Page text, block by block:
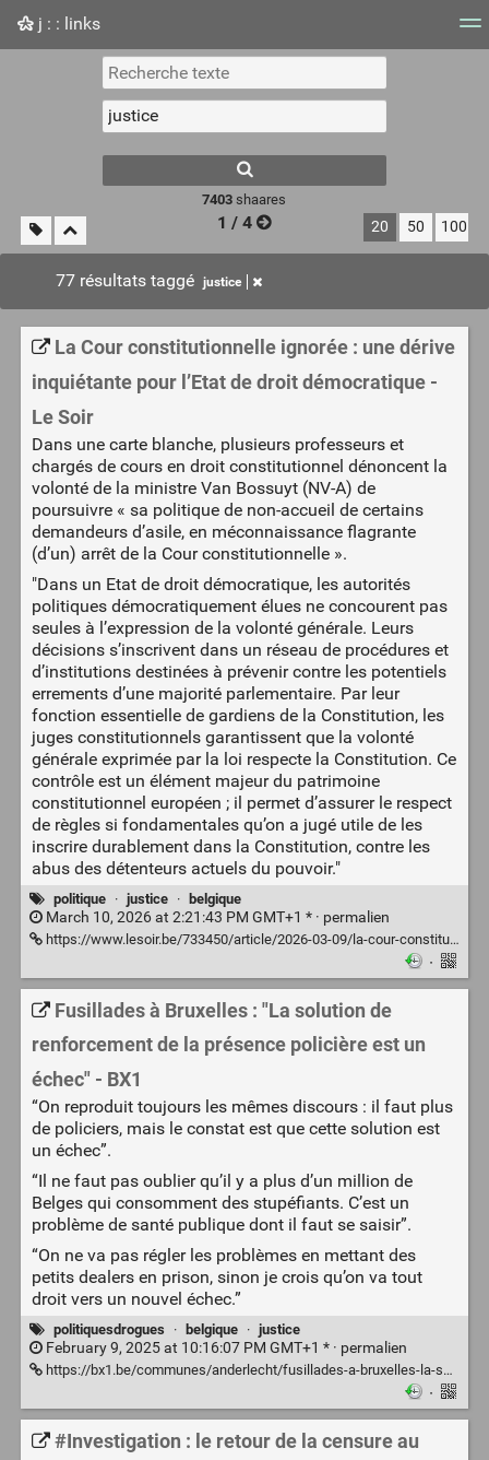
j : : links
Nuage de tags Mur d'images
7403 shaares
1 / 4 20 50 100
77 résultats taggé justice
La Cour constitutionnelle ignorée : une dérive
inquiétante pour l’Etat de droit démocratique -
Le Soir
Dans une carte blanche, plusieurs professeurs et
chargés de cours en droit constitutionnel dénoncent la
volonté de la ministre Van Bossuyt (NV-A) de
poursuivre « sa politique de non-accueil de certains
demandeurs d’asile, en méconnaissance flagrante
(d’un) arrêt de la Cour constitutionnelle ».
"Dans un Etat de droit démocratique, les autorités
politiques démocratiquement élues ne concourent pas
seules à l’expression de la volonté générale. Leurs
décisions s’inscrivent dans un réseau de procédures et
d’institutions destinées à prévenir contre les potentiels
errements d’une majorité parlementaire. Par leur
fonction essentielle de gardiens de la Constitution, les
juges constitutionnels garantissent que la volonté
générale exprimée par la loi respecte la Constitution. Ce
contrôle est un élément majeur du patrimoine
constitutionnel européen ; il permet d’assurer le respect
de règles si fondamentales qu’on a jugé utile de les
inscrire durablement dans la Constitution, contre les
abus des détenteurs actuels du pouvoir."
politique · justice · belgique
March 10, 2026 at 2:21:43 PM GMT+1 * · permalien
https://www.lesoir.be/733450/article/2026-03-09/la-cour-constitutionnelle-ignoree-une-derive-inquietante-pour-letat-de-droit
·
Fusillades à Bruxelles : "La solution de
renforcement de la présence policière est un
échec" - BX1
“On reproduit toujours les mêmes discours : il faut plus
de policiers, mais le constat est que cette solution est
un échec”.
“Il ne faut pas oublier qu’il y a plus d’un million de
Belges qui consomment des stupéfiants. C’est un
problème de santé publique dont il faut se saisir”.
“On ne va pas régler les problèmes en mettant des
petits dealers en prison, sinon je crois qu’on va tout
droit vers un nouvel échec.”
politiquesdrogues · belgique · justice
February 9, 2025 at 10:16:07 PM GMT+1 * · permalien
https://bx1.be/communes/anderlecht/fusillades-a-bruxelles-la-solution-de-renforcement-de-la-presence-policiere-est-un-echec/?theme=classic
·
#Investigation : le retour de la censure au